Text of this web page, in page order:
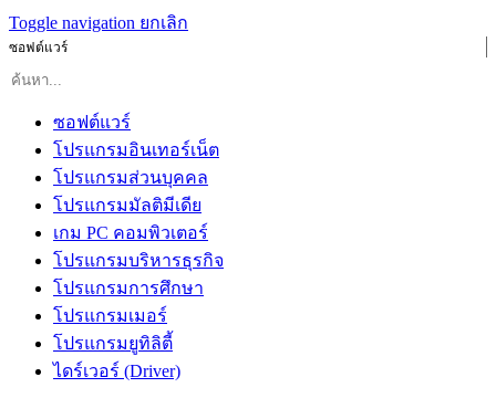
Toggle navigation ยกเลิก
ซอฟต์แวร์
ซอฟต์แวร์
โปรแกรมอินเทอร์เน็ต
โปรแกรมส่วนบุคคล
โปรแกรมมัลติมีเดีย
เกม PC คอมพิวเตอร์
โปรแกรมบริหารธุรกิจ
โปรแกรมการศึกษา
โปรแกรมเมอร์
โปรแกรมยูทิลิตี้
ไดร์เวอร์ (Driver)